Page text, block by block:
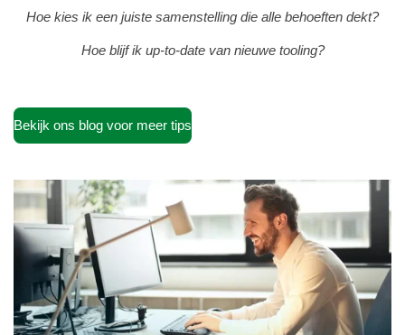
Hoe kies ik een juiste samenstelling die alle behoeften dekt?
Hoe blijf ik up-to-date van nieuwe tooling?
Bekijk ons blog voor meer tips